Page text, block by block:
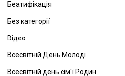
Беатифікація
Без категорії
Відео
Всесвітній День Молоді
Всесвітній день сім'ї Родин